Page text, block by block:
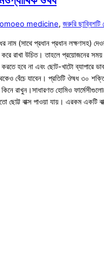
medicine, জরুরি
নাম (সাথে প্রধান প্রধান লক্ষণসহ)
রাখা উচিত। তাহলে প্রয়োজনের সময়
হবে না এবং ছোট-খাটো ব্যাপারে
বেঁচে যাবেন। প্রতিটি ঔষধ ৩০
রাখুন।সাধারণত হোমিও
ছোট্ট বাক্স পাওয়া যায়। এরকম একটি